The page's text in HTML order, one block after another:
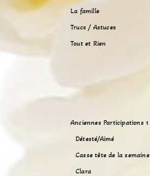
La famille
Trucs / Astuces
Tout et Rien
Anciennes Participations 1
Détesté/Aimé
Casse tête de la semaine
Clara